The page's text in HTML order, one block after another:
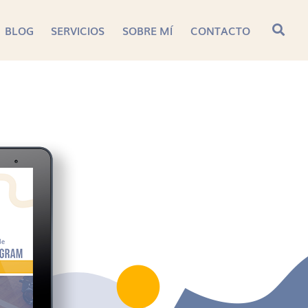
BLOG SERVICIOS SOBRE MÍ CONTACTO